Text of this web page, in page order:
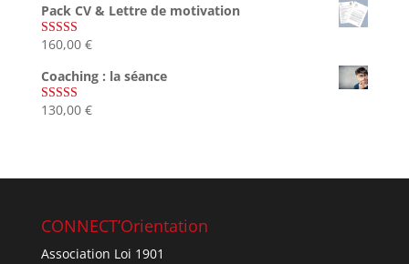
Pack CV & Lettre de motivation
Note5.00
160,00 €
Coaching : la séance
Note4.67
130,00 €
CONNECT’Orientation
Association Loi 1901